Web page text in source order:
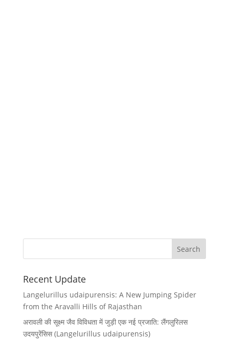
Recent Update
Langelurillus udaipurensis: A New Jumping Spider
from the Aravalli Hills of Rajasthan
अरावली की सूक्ष्म जैव विविधता में जुड़ी एक नई प्रजाति: लैंगलुरिलस
उदयपुरेंसिस (Langelurillus udaipurensis)